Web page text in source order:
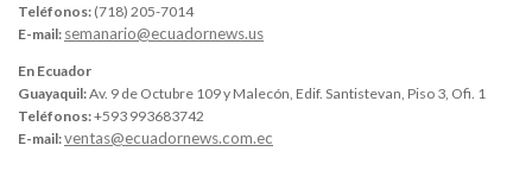
Teléfonos: (718) 205-7014
E-mail: semanario@ecuadornews.us
En Ecuador
Guayaquil:Av. 9 de Octubre 109 y Malecón, Edif. Santistevan, Piso 3, Ofi. 1
Teléfonos:+593 993683742
E-mail:ventas@ecuadornews.com.ec